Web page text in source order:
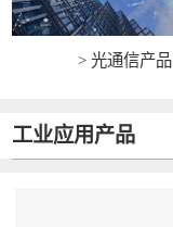
> 光通信产品
工业应用产品